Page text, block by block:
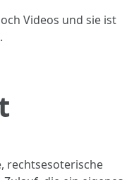
Videos und sie ist
rechtsesoterische